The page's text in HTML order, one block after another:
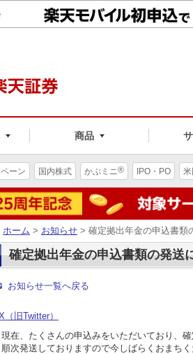
商品
ーン 国内株式 かぶミニ® IPO・PO
ホーム > お知らせ > 確定拠出年金の申込書類
確定拠出年金の申込書類の発送
お知らせ一覧へ戻る
（旧Twitter）
現在、たくさんの申込みをいただいており、
順次発送しておりますので今しばらくおまち